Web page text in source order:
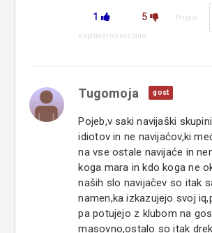
1 5 Prijavi
neprimerno vsebino
Tugomoja gost
Pojeb,v saki navijaški
idiotov in ne navijaćov,ki
na vse ostale navijaće in
koga mara in kdo koga ne
naših slo navijačev so itak
namen,ka izkazujejo svoj
pa potujejo z klubom na
masovno,ostalo so itak